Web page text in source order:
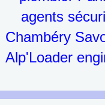
agents
Chambéry
Alp'Loader